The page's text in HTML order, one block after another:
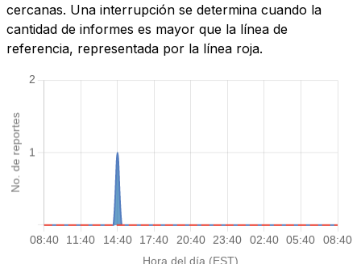
cercanas. Una interrupción se determina cuando la
cantidad de informes es mayor que la línea de
referencia, representada por la línea roja.